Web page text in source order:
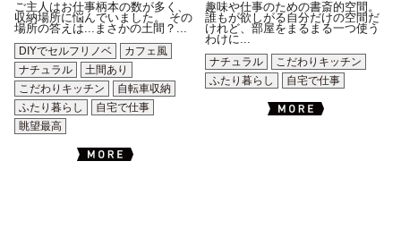
ご主人はお仕事柄本の数が多く、
収納場所に悩んでいました。 その
場所の答えは...まさかの土間？...
DIYでセルフリノベ
カフェ風
ナチュラル
土間あり
こだわりキッチン
自転車収納
ふたり暮らし
自宅で仕事
眺望最高
趣味や仕事のための書斎的空間。
誰もが欲しがる自分だけの空間だ
けれど、部屋をまるまる一つ使う
わけに...
ナチュラル
こだわりキッチン
ふたり暮らし
自宅で仕事